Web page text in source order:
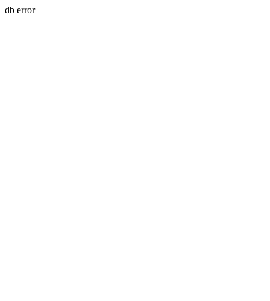
db error